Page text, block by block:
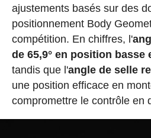
ajustements basés sur des
positionnement Body
compétition. En chiffres, l'
de 65,9° en position basse
tandis que l'angle de selle
une position efficace en
compromettre le contrôle en